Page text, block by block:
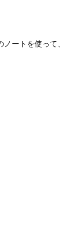
ートを使っ